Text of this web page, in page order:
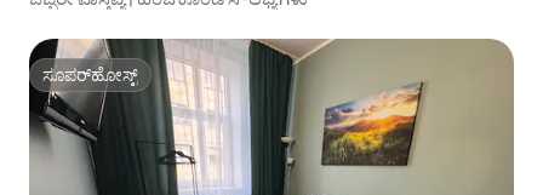
ಸೂಪರ್‌ಹೋಸ್ಟ್
ಸೂಪರ್‌ಹೋಸ್ಟ್